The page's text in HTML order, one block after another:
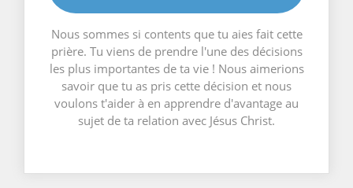
Nous sommes si contents que tu aies fait cette
prière. Tu viens de prendre l'une des décisions
les plus importantes de ta vie ! Nous aimerions
savoir que tu as pris cette décision et nous
voulons t'aider à en apprendre d'avantage au
sujet de ta relation avec Jésus Christ.